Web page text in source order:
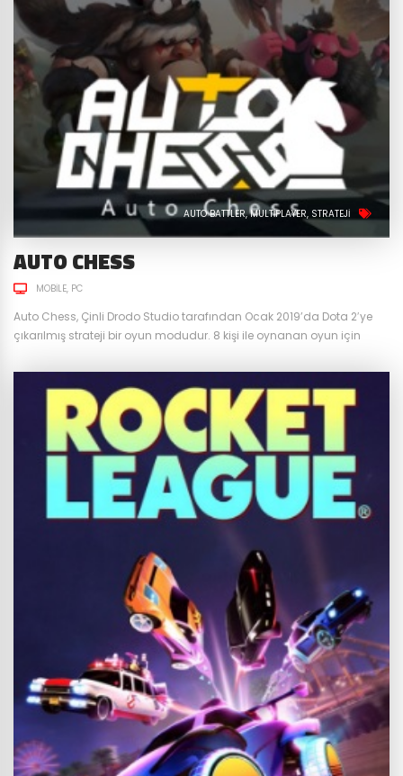
AUTO BATTLER MULTIPLAYER STRATEJI
AUTO CHESS
MOBILE PC
Auto Chess, Çinli Drodo Studio tarafından Ocak 2019’da Dota 2′ye
çıkarılmış strateji bir oyun modudur. 8 kişi ile oynanan oyun için
geçtikte artan popülaritesi ve Mayıs ayında 8 milyonu aşkın
oyuncusu ile yeni bir oyun kategorisi “Auto Battler” yaratmayı
başardı. Drodo ilerleyen tarihlerde kendi oyununu geliştirerek...